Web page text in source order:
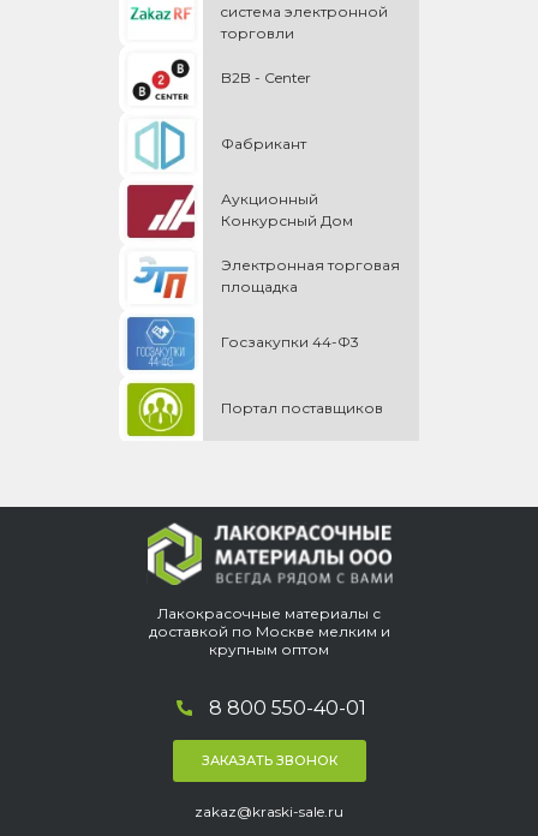
cистема электронной
торговли
B2B - Center
Фабрикант
Аукционный
Конкурсный Дом
Электронная торговая
площадка
Госзакупки 44-Ф3
Портал поставщиков
Лакокрасочные материалы с
доставкой по Москве мелким и
крупным оптом
8 800 550-40-01
ЗАКАЗАТЬ ЗВОНОК
zakaz@kraski-sale.ru